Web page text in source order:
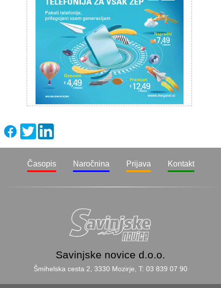
Časopis Naročnina Prijava Kontakt
Savinjske novice d.o.o.
Šmihelska cesta 2, 3330 Mozirje, T: 03 839 07 90